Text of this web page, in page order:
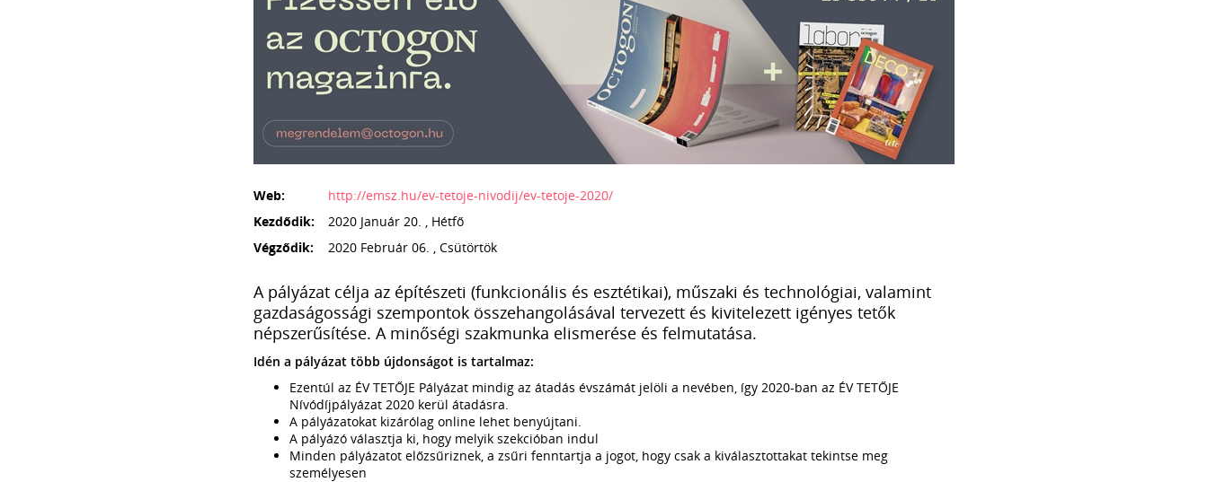
Web: http://emsz.hu/ev-tetoje-nivodij/ev-tetoje-2020/
Kezdődik:
2020 Január 20. , Hétfő
Végződik:
2020 Február 06. , Csütörtök
A pályázat célja az építészeti (funkcionális és esztétikai), műszaki és technológiai, valamint
gazdaságossági szempontok összehangolásával tervezett és kivitelezett igényes tetők
népszerűsítése. A minőségi szakmunka elismerése és felmutatása.
Idén a pályázat több újdonságot is tartalmaz:
Ezentúl az ÉV TETŐJE Pályázat mindig az átadás évszámát jelöli a nevében, így 2020-ban az ÉV TETŐJE
Nívódíjpályázat 2020 kerül átadásra.
A pályázatokat kizárólag online lehet benyújtani.
A pályázó választja ki, hogy melyik szekcióban indul
Minden pályázatot előzsűriznek, a zsűri fenntartja a jogot, hogy csak a kiválasztottakat tekintse meg
személyesen